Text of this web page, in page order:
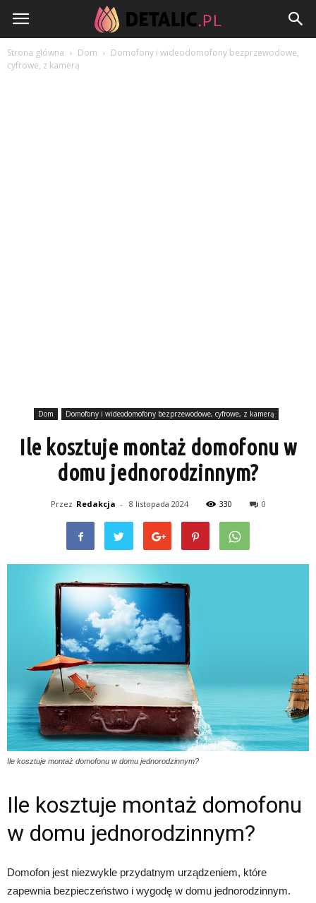
Detalic.pl
Strona główna Dom
Domofony i wideodomofony bezprzewodowe,
cyfrowe, z kamerą
Dom Domofony i wideodomofony bezprzewodowe, cyfrowe, z kamerą
Ile kosztuje montaż domofonu w
domu jednorodzinnym?
Przez Redakcja - 8 listopada 2024 330 0
Ile kosztuje montaż domofonu w domu jednorodzinnym?
Ile kosztuje montaż domofonu
w domu jednorodzinnym?
Domofon jest niezwykle przydatnym urządzeniem, które
zapewnia bezpieczeństwo i wygodę w domu jednorodzinnym.